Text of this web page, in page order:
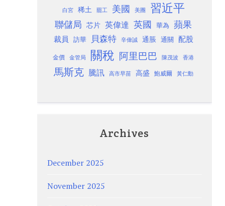
白宮 稀土 罷工 美國 美團 習近平
聯儲局 芯片 英偉達 英國 華為 蘋果
裁員 訪華 貝森特 辛偉誠 通脹 通關 配股
金價 金管局 關稅 阿里巴巴 陳茂波 香港
馬斯克 騰訊 高市早苗 高盛 鮑威爾 黃仁勳
Archives
December 2025
November 2025